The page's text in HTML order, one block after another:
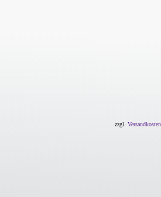
zzgl. Versandkosten